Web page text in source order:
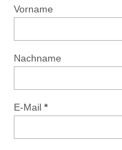
Vorname
Nachname
E-Mail *